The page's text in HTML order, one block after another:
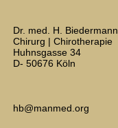
Dr. med. H. Biedermann
Chirurg | Chirotherapie
Huhnsgasse 34
D- 50676 Köln
hb@manmed.org